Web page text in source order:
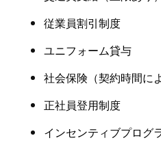
従業員割引制度
ユニフォーム貸与
社会保険 （契約時間に
正社員登用制度
インセンティブプログ